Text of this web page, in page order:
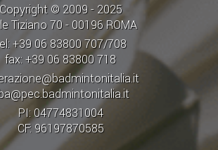
© 2009 - 2025
Tiziano 70 - 00196 ROMA
+39 06 83800 707/708
fax: +39 06 83800 718
PI: 04774831004
CF: 96197870585
TROFEO CONI
ENTI DI PROMOZIONE SPORTIVA
PROGETTI CONI
PROGETTI SPORT E SALUTE
FORMAZIONE